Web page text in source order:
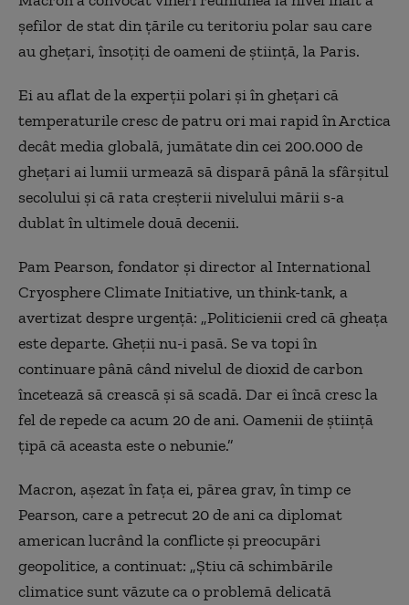
șefilor de stat din țările cu teritoriu polar sau care
au ghețari, însoțiți de oameni de știință, la Paris.
Ei au aflat de la experții polari și în ghețari că
temperaturile cresc de patru ori mai rapid în Arctica
decât media globală, jumătate din cei 200.000 de
ghețari ai lumii urmează să dispară până la sfârșitul
secolului și că rata creșterii nivelului mării s-a
dublat în ultimele două decenii.
Pam Pearson, fondator și director al International
Cryosphere Climate Initiative, un think-tank, a
avertizat despre urgență: „Politicienii cred că gheața
este departe. Gheții nu-i pasă. Se va topi în
continuare până când nivelul de dioxid de carbon
încetează să crească și să scadă. Dar ei încă cresc la
fel de repede ca acum 20 de ani. Oamenii de știință
țipă că aceasta este o nebunie.”
Macron, așezat în fața ei, părea grav, în timp ce
Pearson, care a petrecut 20 de ani ca diplomat
american lucrând la conflicte și preocupări
geopolitice, a continuat: „Știu că schimbările
climatice sunt văzute ca o problemă delicată